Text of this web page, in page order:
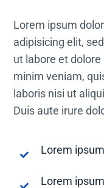
Lorem ipsum
adipisicing elit,
ut labore et
minim veniam,
laboris nisi ut
Duis aute irure
Lorem
Lorem